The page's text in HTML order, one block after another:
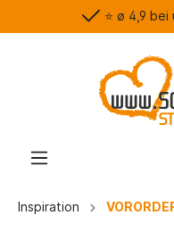
⭐️ ø 4,9
Inspiration